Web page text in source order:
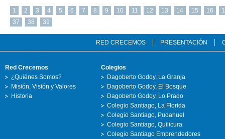
1 2 3 4 5 6 7 8 9 10 11 12 13 14 15 16
37
38 39
RED CRECEMOS PRESENTACIÓN
Red Crecemos
¿Quiénes Somos?
Misión, Visión y Valores
Historia
Colegios
Dagoberto Godoy, La Granja
Dagoberto Godoy, El Bosque
Dagoberto Godoy, Lo Prado
Colegio Santiago, La Florida
Colegio Santiago, Pudahuel
Colegio Santiago, Quilicura
Colegio Santiago Emprendedores